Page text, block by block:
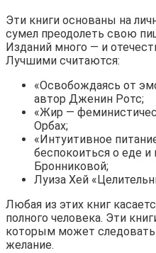
Эти книги основаны на
сумел преодолеть свою
Изданий много — и
Лучшими считаются:
«Освобождаясь от
автор Дженин Ротс;
«Жир —
Орбах;
«Интуитивное
беспокоиться о еде
Бронниковой;
Луиза Хей
Любая из этих книг
полного человека. Эти
которым может
желание.